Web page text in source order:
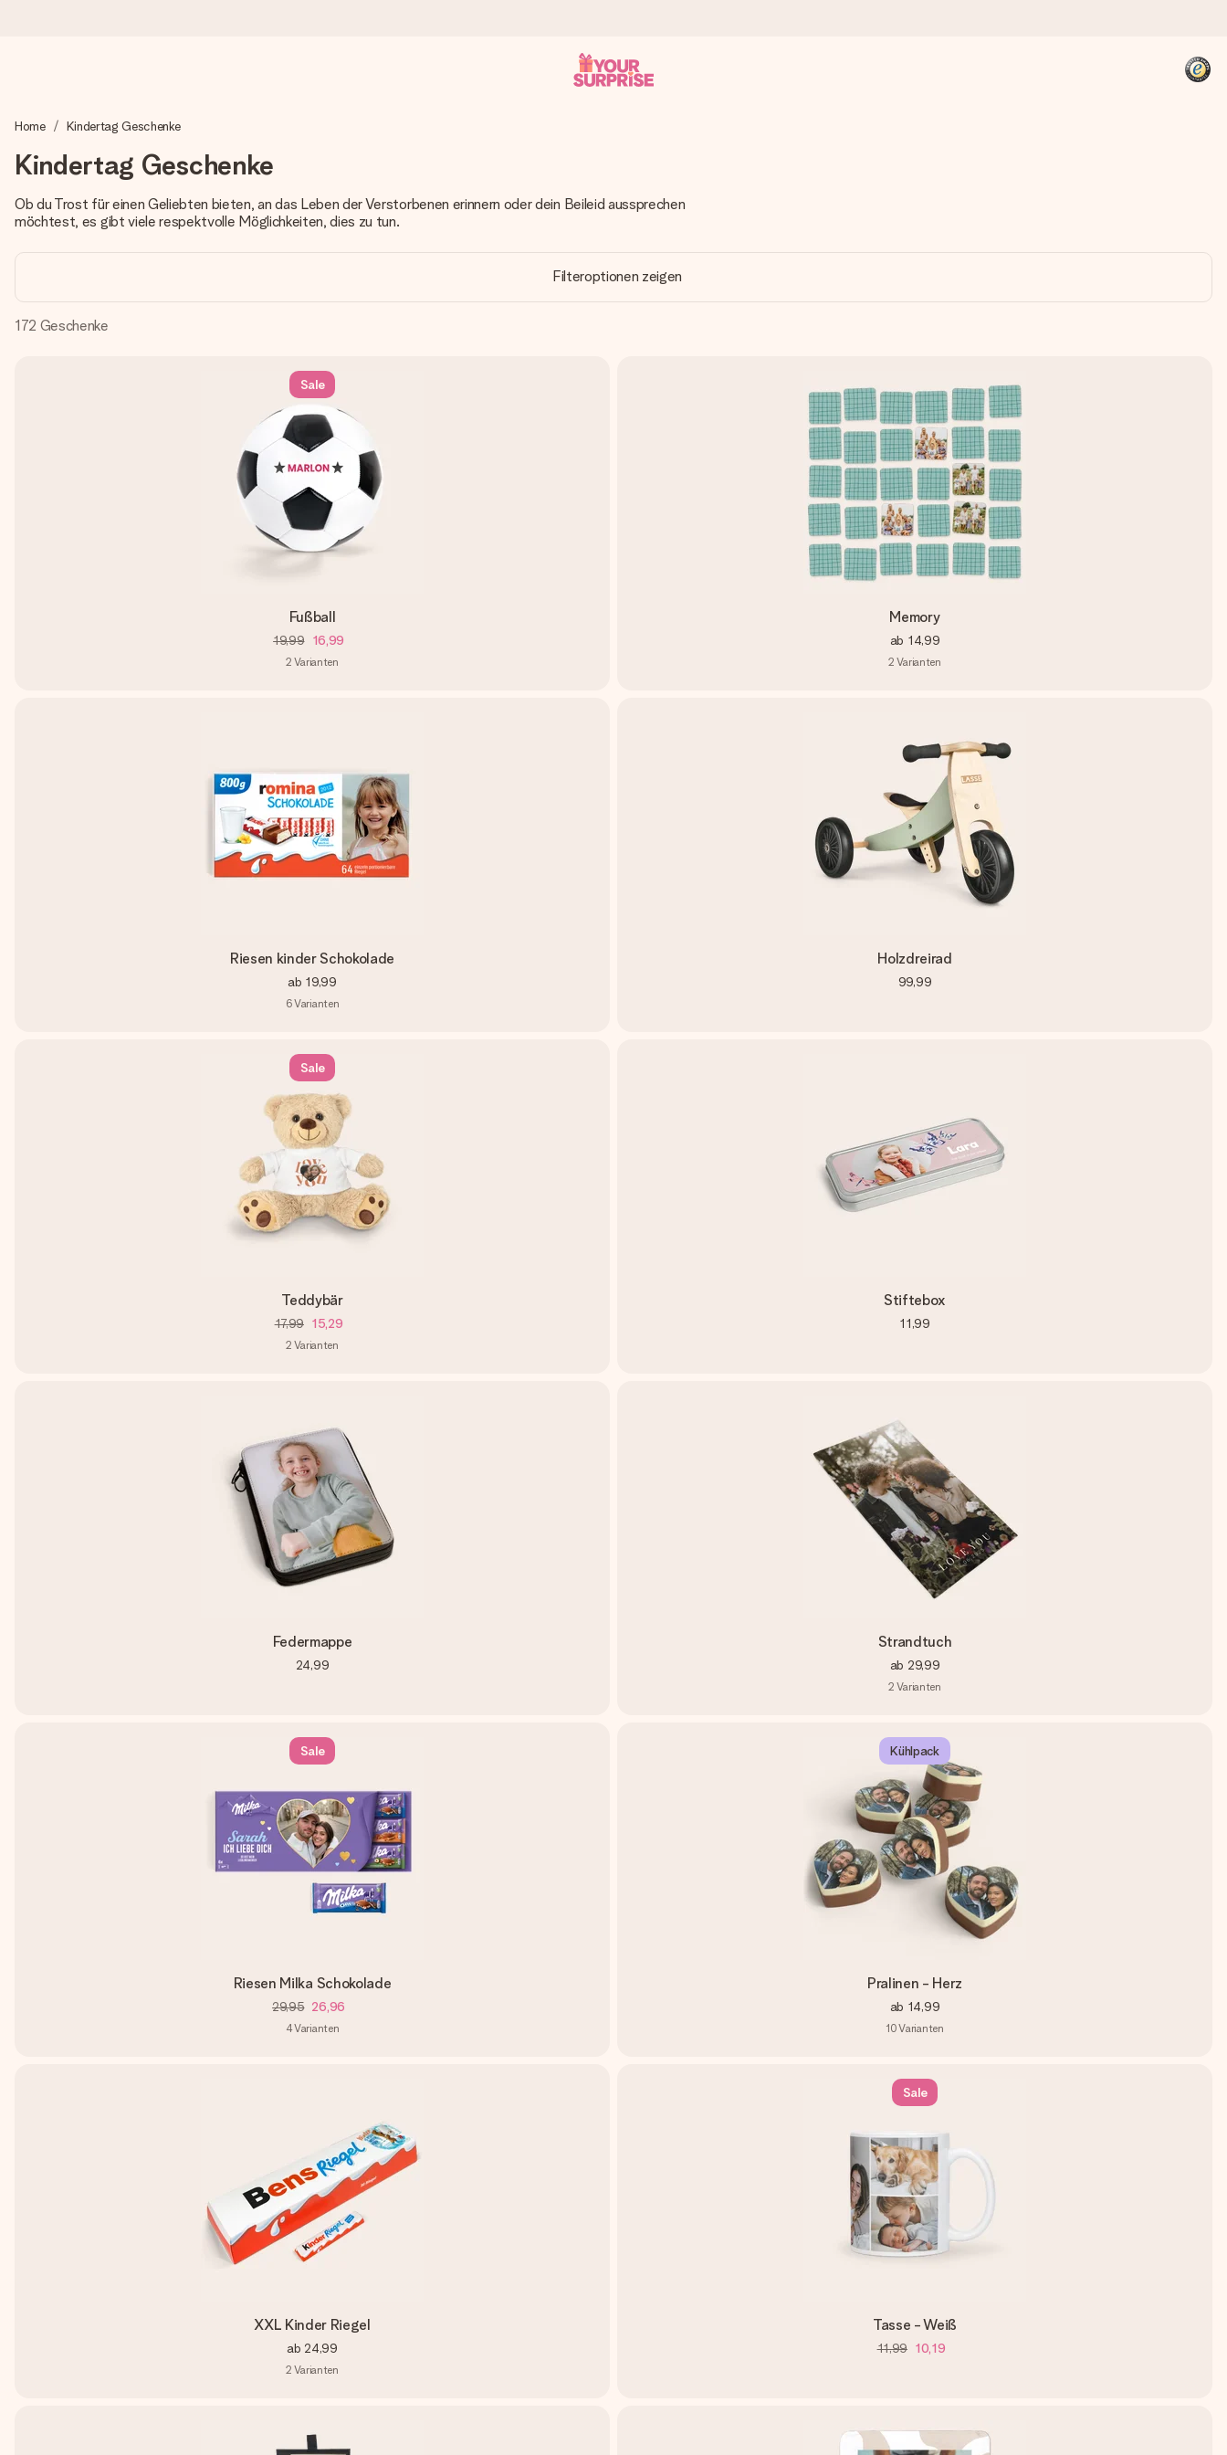
Wir bereiten dein Geschenk sorgfältig vor und schicken es blitzschnell – damit du es genau zum richtigen Zeitpunkt überreichen kannst, wenn es am meisten
4,8 (basierend auf +15.000 Bewertungen)
Unsere Geschenke begeistern. Kunden bewerten uns mit 4,8 bei Google Reviews (Gesamtergebnis aller Länder, in die wir versenden).
+49 39292 929695
Home Kindertag Geschenke
Kindertag Geschenke
Ob du Trost für einen Geliebten bieten, an das Leben der Verstorbenen erinnern oder dein Beileid aussprechen
möchtest, es gibt viele respektvolle Möglichkeiten, dies zu tun.
Filteroptionen zeigen
172 Geschenke
Sale
Fußball
19,99 16,99
2 Varianten
Memory
ab 14,99
2 Varianten
Riesen kinder Schokolade
ab 19,99
6Varianten
Holzdreirad
99,99
Sale
Teddybär
17,99 15,29
2 Varianten
Stiftebox
11,99
Federmappe
24,99
Strandtuch
ab 29,99
2 Varianten
Sale
Riesen Milka Schokolade
29,95 26,96
4Varianten
Kühlpack
Pralinen - Herz
ab 14,99
10Varianten
XXL Kinder Riegel
ab 24,99
2 Varianten
Sale
Tasse - Weiß
11,99 10,19